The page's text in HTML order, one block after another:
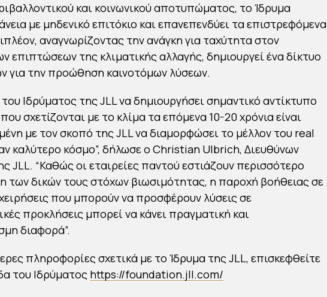
και κοινωνικού αποτυπώματος, το Ίδρυμα
με μηδενικό επιτόκιο και επανεπενδύει τα επιστρεφόμενα
αναγνωρίζοντας την ανάγκη για ταχύτητα στον
επιπτώσεων της κλιματικής αλλαγής, δημιουργεί ένα δίκτυο
για την προώθηση καινοτόμων λύσεων.
Ιδρύματος της JLL να δημιουργήσει σημαντικό αντίκτυπο
σχετίζονται με το κλίμα τα επόμενα 10-20 χρόνια είναι
με τον σκοπό της JLL να διαμορφώσει το μέλλον του real
καλύτερο κόσμο”, δήλωσε ο Christian Ulbrich, Διευθύνων
JLL. “Καθώς οι εταιρείες παντού εστιάζουν περισσότερο
των δικών τους στόχων βιωσιμότητας, η παροχή βοήθειας σε
που μπορούν να προσφέρουν λύσεις σε
προκλήσεις μπορεί να κάνει πραγματική και
διαφορά”.
πληροφορίες σχετικά με το Ίδρυμα της JLL, επισκεφθείτε
του Ιδρύματος https://foundation.jll.com/